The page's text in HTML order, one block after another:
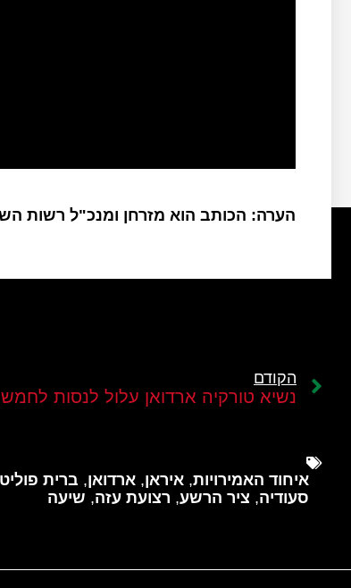
הערה: הכותב הוא מזרחן ומנכ"ל רשות
הקודם
איחוד האמירויות, איראן, ארדואן, ברית
סעודיה, ציר הרשע, רצועת עזה, שיעה